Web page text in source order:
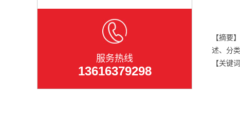
服务热线
13616379298
【摘要
述、分
【关键词